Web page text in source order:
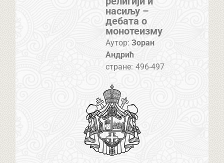
насиљу –
дебата о
монотеизму
Аутор: Зоран
Андрић
стране: 496-497